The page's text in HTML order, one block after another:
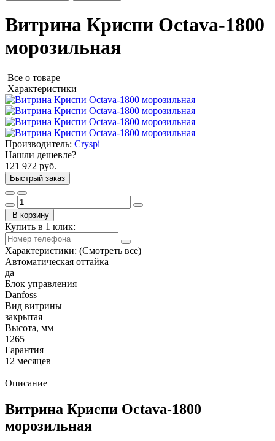
Витрина Криспи Octava-1800
морозильная
Все о товаре
Характеристики
Производитель: Cryspi
Нашли дешевле?
121 972 руб.
Быстрый заказ
В корзину
Купить в 1 клик:
Характеристики: (Смотреть все)
Автоматическая оттайка
да
Блок управления
Danfoss
Вид витрины
закрытая
Высота, мм
1265
Гарантия
12 месяцев
Описание
Витрина Криспи Octava-1800
морозильная